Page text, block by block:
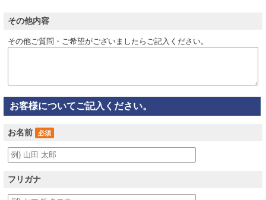
その他内容
その他ご質問・ご希望がございましたらご記入ください。
お客様についてご記入ください。
お名前 必須
フリガナ